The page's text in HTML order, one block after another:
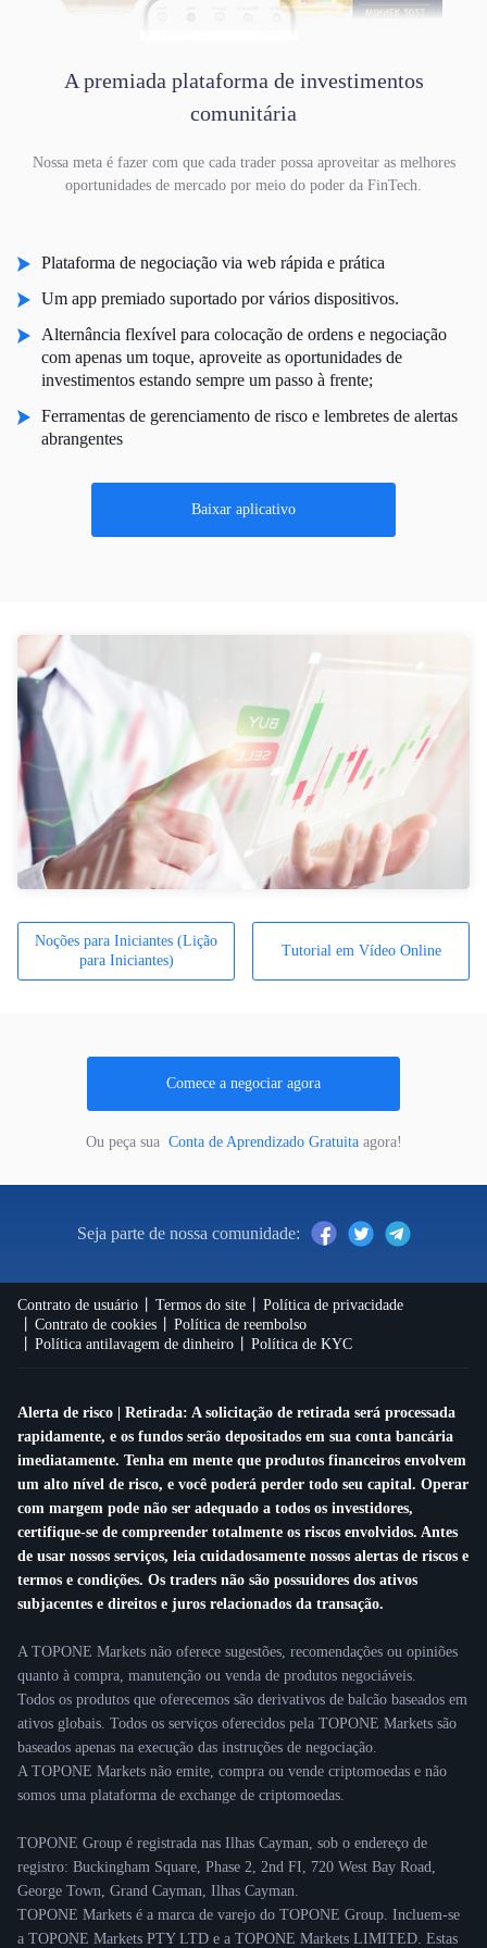
A premiada plataforma de investimentos
comunitária
Nossa meta é fazer com que cada trader possa aproveitar as melhores
oportunidades de mercado por meio do poder da FinTech.
Plataforma de negociação via web rápida e prática
Um app premiado suportado por vários dispositivos.
Alternância flexível para colocação de ordens e negociação
com apenas um toque, aproveite as oportunidades de
investimentos estando sempre um passo à frente;
Ferramentas de gerenciamento de risco e lembretes de alertas
abrangentes
Baixar aplicativo
Noções para Iniciantes (Lição
para Iniciantes)
Tutorial em Vídeo Online
Comece a negociar agora
Ou peça sua Conta de Aprendizado Gratuitaagora!
Seja parte de nossa comunidade:
Contrato de usuário Termos do site
Política de privacidade
Contrato de cookies
Política de reembolso
Política antilavagem de dinheiro
Política de KYC
Alerta de risco | Retirada: A solicitação de retirada será processada
rapidamente, e os fundos serão depositados em sua conta bancária
imediatamente. Tenha em mente que produtos financeiros envolvem
um alto nível de risco, e você poderá perder todo seu capital. Operar
com margem pode não ser adequado a todos os investidores,
certifique-se de compreender totalmente os riscos envolvidos. Antes
de usar nossos serviços, leia cuidadosamente nossos alertas de riscos e
termos e condições. Os traders não são possuidores dos ativos
subjacentes e direitos e juros relacionados da transação.
A TOPONE Markets não oferece sugestões, recomendações ou opiniões
quanto à compra, manutenção ou venda de produtos negociáveis.
Todos os produtos que oferecemos são derivativos de balcão baseados em
ativos globais. Todos os serviços oferecidos pela TOPONE Markets são
baseados apenas na execução das instruções de negociação.
A TOPONE Markets não emite, compra ou vende criptomoedas e não
somos uma plataforma de exchange de criptomoedas.
TOPONE Group é registrada nas Ilhas Cayman, sob o endereço de
registro: Buckingham Square, Phase 2, 2nd FI, 720 West Bay Road,
George Town, Grand Cayman, Ilhas Cayman.
TOPONE Markets é a marca de varejo do TOPONE Group. Incluem-se
a TOPONE Markets PTY LTD e a TOPONE Markets LIMITED. Estas